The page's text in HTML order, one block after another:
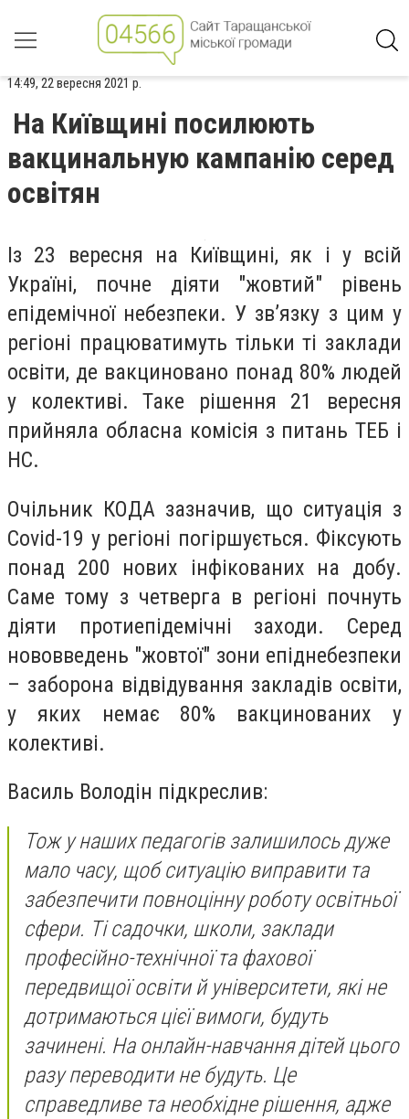
14:49, 22 вересня 2021 р.
На Київщині посилюють
вакцинальную кампанію серед
освітян
Із 23 вересня на Київщині, як і у всій
Україні, почне діяти "жовтий" рівень
епідемічної небезпеки. У зв’язку з цим у
регіоні працюватимуть тільки ті заклади
освіти, де вакциновано понад 80% людей
у колективі. Таке рішення 21 вересня
прийняла обласна комісія з питань ТЕБ і
НС.
Очільник КОДА зазначив, що ситуація з
Covid-19 у регіоні погіршується. Фіксують
понад 200 нових інфікованих на добу.
Саме тому з четверга в регіоні почнуть
діяти протиепідемічні заходи. Серед
нововведень "жовтої" зони епіднебезпеки
– заборона відвідування закладів освіти,
у яких немає 80% вакцинованих у
колективі.
Василь Володін підкреслив:
Тож у наших педагогів залишилось дуже
мало часу, щоб ситуацію виправити та
забезпечити повноцінну роботу освітньої
сфери. Ті садочки, школи, заклади
професійно-технічної та фахової
передвищої освіти й університети, які не
дотримаються цієї вимоги, будуть
зачинені. На онлайн-навчання дітей цього
разу переводити не будуть. Це
справедливе та необхідне рішення, адже